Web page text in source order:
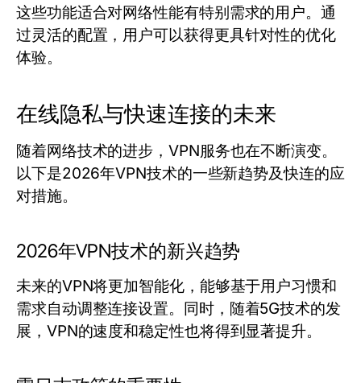
这些功能适合对网络性能有特别需求的用户。通
过灵活的配置，用户可以获得更具针对性的优化
体验。
在线隐私与快速连接的未来
随着网络技术的进步，VPN服务也在不断演变。
以下是2026年VPN技术的一些新趋势及快连的应
对措施。
2026年VPN技术的新兴趋势
未来的VPN将更加智能化，能够基于用户习惯和
需求自动调整连接设置。同时，随着5G技术的发
展，VPN的速度和稳定性也将得到显著提升。